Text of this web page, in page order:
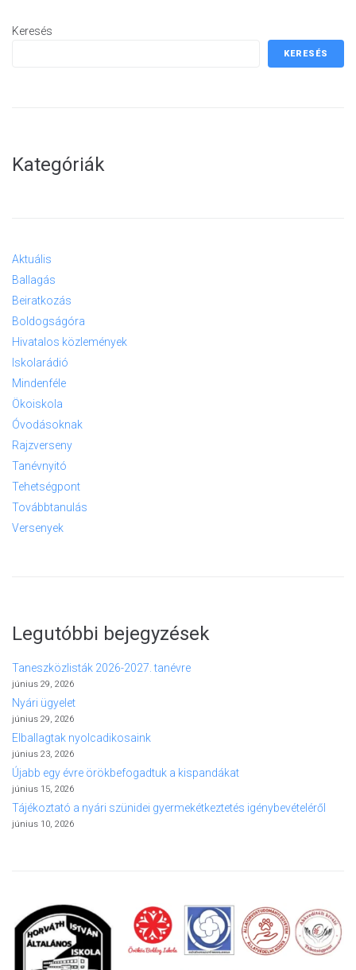
Keresés
KERESÉS
Kategóriák
Aktuális
Ballagás
Beiratkozás
Boldogságóra
Hivatalos közlemények
Iskolarádió
Mindenféle
Ökoiskola
Óvodásoknak
Rajzverseny
Tanévnyitó
Tehetségpont
Továbbtanulás
Versenyek
Legutóbbi bejegyzések
Taneszközlisták 2026-2027. tanévre
június 29, 2026
Nyári ügyelet
június 29, 2026
Elballagtak nyolcadikosaink
június 23, 2026
Újabb egy évre örökbefogadtuk a kispandákat
június 15, 2026
Tájékoztató a nyári szünidei gyermekétkeztetés igénybevételéről
június 10, 2026